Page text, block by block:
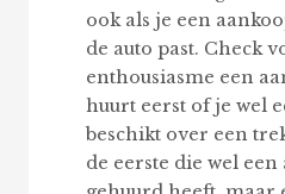
ook als je een
de auto past. Check
enthousiasme een
huurt eerst of je wel
beschikt over een
de eerste die wel